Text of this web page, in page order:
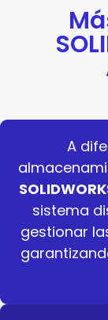
A
sistema
gestionar